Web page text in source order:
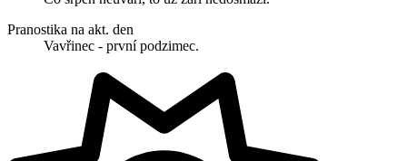
Pranostika na akt. den
Vavřinec - první podzimec.